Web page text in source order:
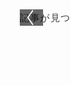
記事が見